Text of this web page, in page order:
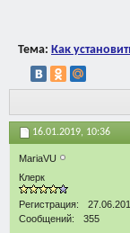
Тема: Как
16.01.2019, 10:36
MariaVU
Клерк
Регистрация
Сообщений
355